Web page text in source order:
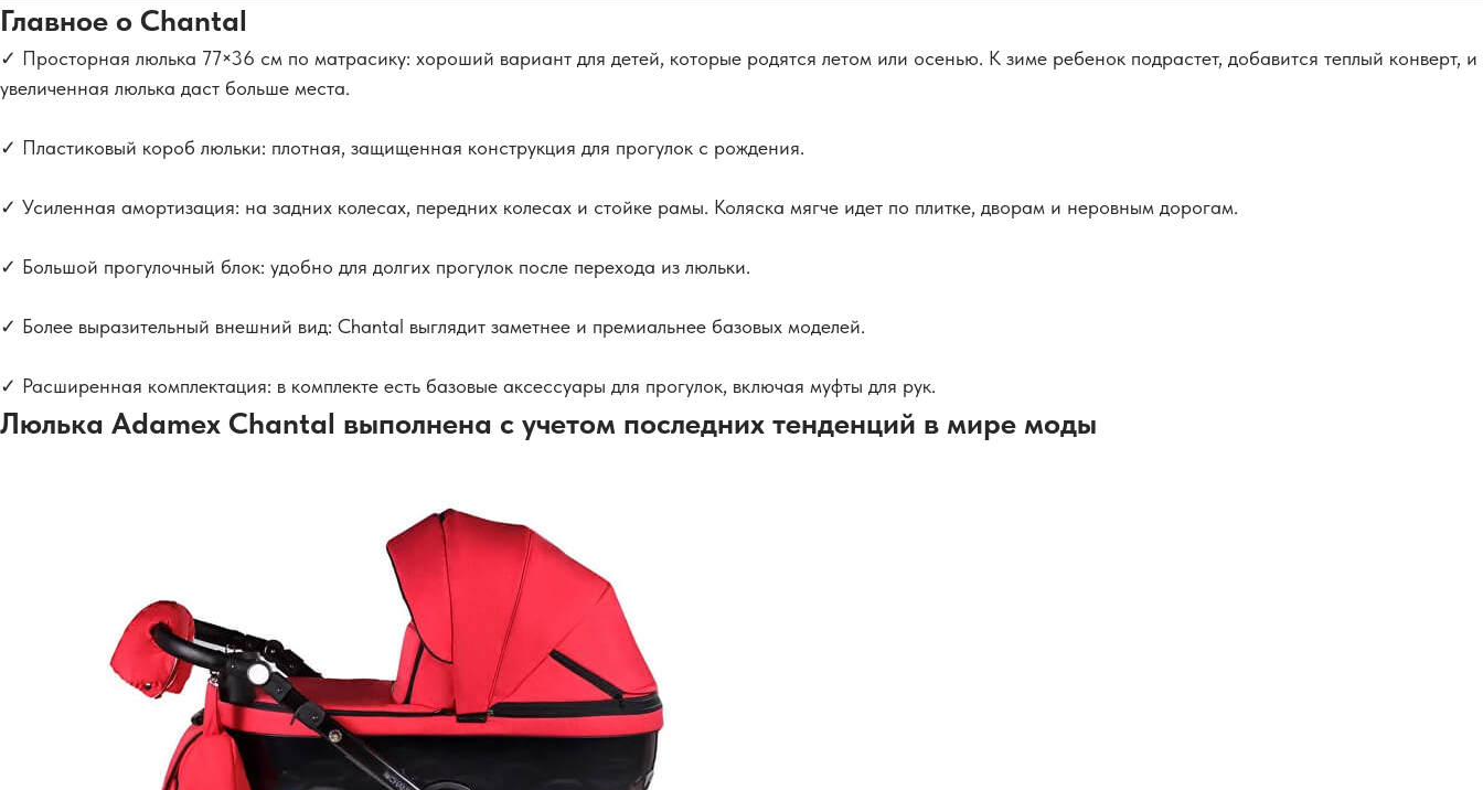
Главное о Chantal
✓ Просторная люлька 77×36 см по матрасику: хороший вариант для детей, которые родятся летом или осенью. К зиме ребенок подрастет, добавится теплый конверт, и
увеличенная люлька даст больше места.
✓ Пластиковый короб люльки: плотная, защищенная конструкция для прогулок с рождения.
✓ Усиленная амортизация: на задних колесах, передних колесах и стойке рамы. Коляска мягче идет по плитке, дворам и неровным дорогам.
✓ Большой прогулочный блок: удобно для долгих прогулок после перехода из люльки.
✓ Более выразительный внешний вид: Chantal выглядит заметнее и премиальнее базовых моделей.
✓ Расширенная комплектация: в комплекте есть базовые аксессуары для прогулок, включая муфты для рук.
Люлька Adamex Chantal выполнена с учетом последних тенденций в мире моды